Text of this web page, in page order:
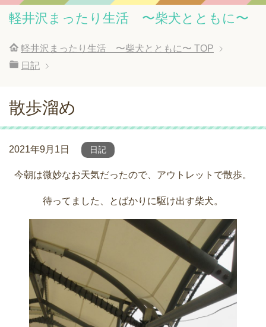
軽井沢まったり生活 〜柴犬とともに〜
軽井沢まったり生活 〜柴犬とともに〜 TOP
日記
散歩溜め
2021年9月1日 日記
今朝は微妙なお天気だったので、アウトレットで散歩。
待ってました、とばかりに駆け出す柴犬。